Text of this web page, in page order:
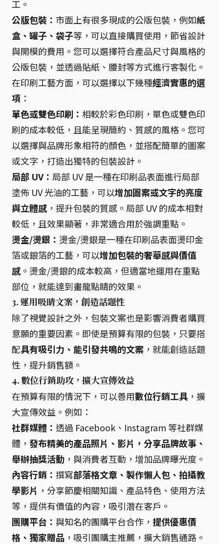
工。
公版包裝： 市面上有很多現成的公版包裝，例如紙
盒、罐子、袋子等，可以直接購買使用，節省設計
與開模的費用。您可以選擇符合產品尺寸與風格的
公版包裝，並透過貼紙、腰封等方式進行客製化。
在印刷工藝方面，可以選擇以下幾種經濟實惠的選
項 ：
單色或雙色印刷： 相較於彩色印刷，單色或雙色印
刷的成本較低，且能呈現簡約、質感的風格。您可
以選擇與品牌形象相符的顏色，並搭配簡單的圖案
或文字，打造出獨特的包裝設計。
局部 UV： 局部 UV 是一種在印刷品表面進行局部
塗佈 UV 光油的工藝，可以增加圖案或文字的亮度
與立體感，提升包裝的質感。局部 UV 的成本相對
較低，且效果顯著，非常適合用於強調重點。
燙金/燙銀： 燙金/燙銀是一種在印刷品表面燙印金
箔或銀箔的工藝，可以增加包裝的奢華感與價值
感。燙金/燙銀的成本較高，但適當地運用在重點
部位，就能達到畫龍點睛的效果。
3. 運用吸睛文案，創造話題性
除了視覺設計之外，包裝文案也是影響消費者購買
意願的重要因素。即使是預算有限的包裝，只要搭
配具有吸引力、能引發共鳴的文案 ，就能創造話題
性，提升銷售額。
4. 數位行銷助攻，擴大宣傳效益
在預算有限的情況下，可以善用數位行銷工具 ，擴
大宣傳效益。例如：
社群媒體： 透過 Facebook、Instagram 等社群媒
體， 發布精美的產品照片、影片，分享品牌故事、
舉辦抽獎活動 ，與消費者互動，增加品牌曝光度。
內容行銷： 撰寫部落格文章、製作懶人包、拍攝教
學影片 ，分享節慶相關知識、產品特色、使用方法
等，提供有價值的內容，吸引潛在客戶。
團購平台： 與知名的團購平台合作， 提供優惠價
格、獨家贈品 ，吸引團購主推薦，擴大銷售通路。